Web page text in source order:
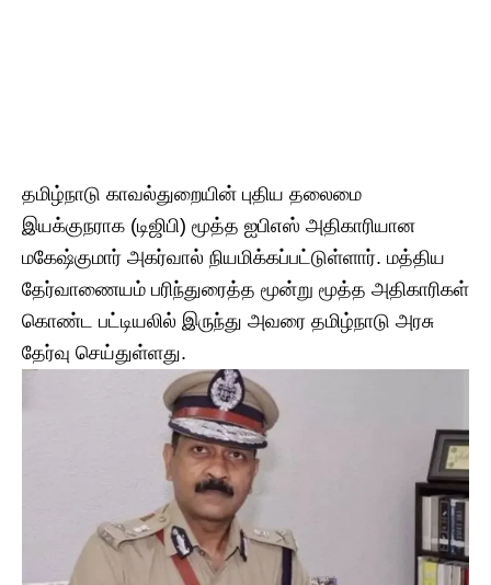
தமிழ்நாடு காவல்துறையின் புதிய தலைமை
இயக்குநராக (டிஜிபி) மூத்த ஐபிஎஸ் அதிகாரியான
மகேஷ்குமார் அகர்வால் நியமிக்கப்பட்டுள்ளார். மத்திய
தேர்வாணையம் பரிந்துரைத்த மூன்று மூத்த அதிகாரிகள்
கொண்ட பட்டியலில் இருந்து அவரை தமிழ்நாடு அரசு
தேர்வு செய்துள்ளது.